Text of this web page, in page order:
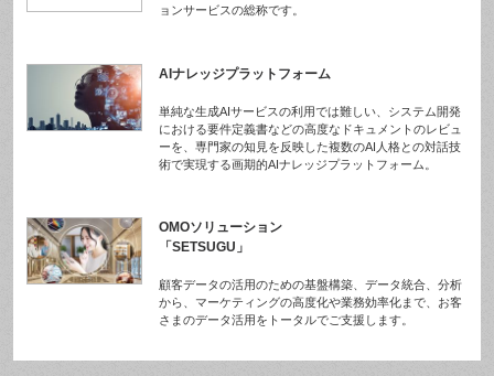
ョンサービスの総称です。
AIナレッジプラットフォーム
単純な生成AIサービスの利用では難しい、システム開発
における要件定義書などの高度なドキュメントのレビュ
ーを、専門家の知見を反映した複数のAI人格との対話技
術で実現する画期的AIナレッジプラットフォーム。
OMOソリューション
「SETSUGU」
顧客データの活用のための基盤構築、データ統合、分析
から、マーケティングの高度化や業務効率化まで、お客
さまのデータ活用をトータルでご支援します。